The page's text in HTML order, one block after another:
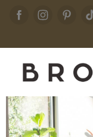
Zusatzinformation
Kundendienst
Mein Konto